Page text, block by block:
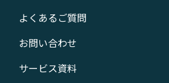
よくあるご質問
お問い合わせ
サービス資料